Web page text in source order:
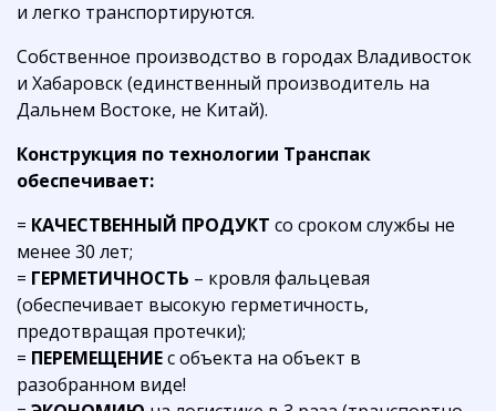
и легко транспортируются.
Собственное производство в городах Владивосток
и Хабаровск (единственный производитель на
Дальнем Востоке, не Китай).
Конструкция по технологии Транспак
обеспечивает:
= КАЧЕСТВЕННЫЙ ПРОДУКТ со сроком службы не
менее 30 лет;
= ГЕРМЕТИЧНОСТЬ – кровля фальцевая
(обеспечивает высокую герметичность,
предотвращая протечки);
= ПЕРЕМЕЩЕНИЕс объекта на объект в
разобранном виде!